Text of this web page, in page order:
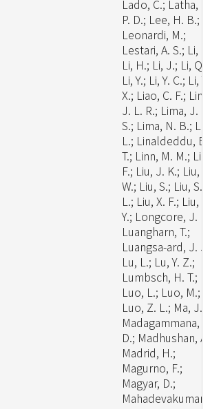
Lado, C.; Latha,
P. D.; Lee, H. B.;
Leonardi, M.;
Lestari, A. S.; Li,
Li, H.; Li, J.; Li, Q.;
Li, Y.; Li, Y. C.; Li, Y.
X.; Liao, C. F.;
J. L. R.; Lima, J.
S.; Lima, N. B.;
L.; Linaldeddu, B.
T.; Linn, M. M.; Liu,
F.; Liu, J. K.; Liu,
W.; Liu, S.; Liu, S.
L.; Liu, X. F.; Liu,
Y.; Longcore, J.
Luangharn, T.;
Luangsa-ard, J.
Lu, L.; Lu, Y. Z.;
Lumbsch, H. T.;
Luo, L.; Luo, M.;
Luo, Z. L.; Ma, J.;
Madagammana,
D.; Madhushan,
Madrid, H.;
Magurno, F.;
Magyar, D.;
Mahadevakumar,